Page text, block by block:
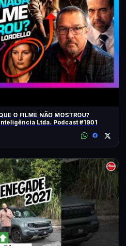
O FILME NÃO MOSTROU?
Inteligência Ltda. Podcast #1901